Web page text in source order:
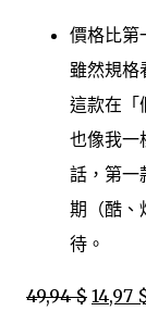
價格比第
雖然規格
這款在「
也像我一
話，第一
期（酷、
待。
49,94 $ 14,97